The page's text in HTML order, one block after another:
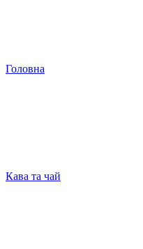
Головна
Кава та чай